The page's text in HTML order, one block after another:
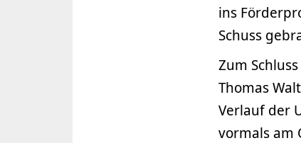
ins
Schuss
Zum
Thomas
Verlauf der
vormals am